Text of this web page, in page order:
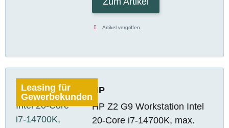
Artikel vergriffen
Leasing für
Gewerbekunden
HP
HP Z2 G9 Workstation Intel
20-Core i7-14700K, max.